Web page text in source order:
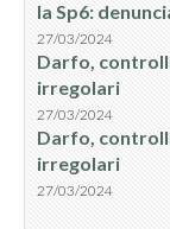
la Sp6:
27/03/2024
Darfo,
irregolari
27/03/2024
Darfo,
irregolari
27/03/2024